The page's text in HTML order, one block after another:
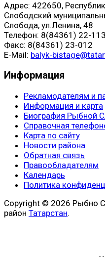
Адрес: 422650,
Слободский
Слобода, ул.Ленина, 48
Телефон: 8(84361) 22-113
Факс: 8(84361) 23-012
E-Mail: balyk-
Информация
Рекламодателям и
Информация и карта
Биография Рыбной
Справочная
Карта по сайту
Новости района
Обратная связь
Правообладателям
Календарь
Политика
Copyright © 2026 Рыбно
район Татарстан.